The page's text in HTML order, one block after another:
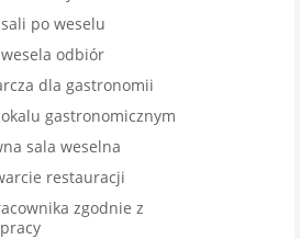
po weselu
odbiór
dla gastronomii
gastronomicznym
sala weselna
restauracji
zgodnie z